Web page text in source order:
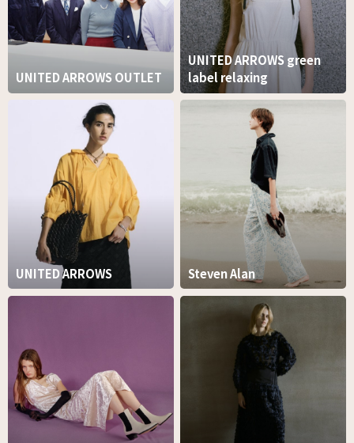
UNITED ARROWS OUTLET
UNITED ARROWS green
label relaxing
UNITED ARROWS Steven Alan